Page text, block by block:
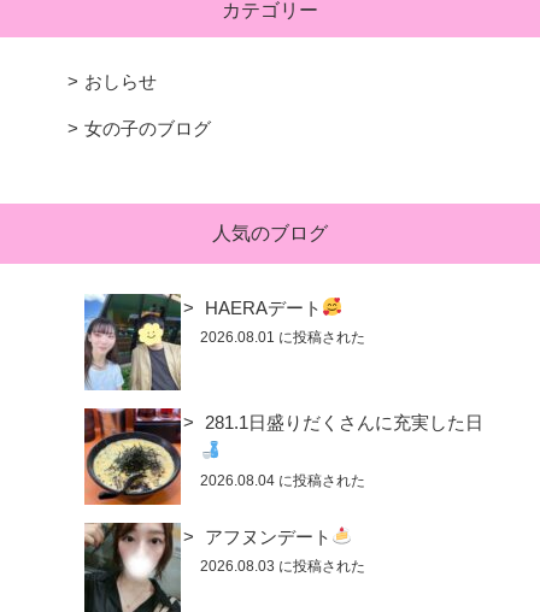
カテゴリー
おしらせ
女の子のブログ
人気のブログ
HAERAデート
2026.08.01 に投稿された
281.1日盛りだくさんに充実した日
2026.08.04 に投稿された
アフヌンデート
2026.08.03 に投稿された